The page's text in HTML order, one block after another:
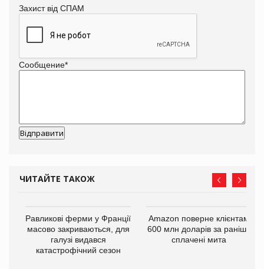
Захист від СПАМ
Сообщение*
ЧИТАЙТЕ ТАКОЖ
Равликові ферми у Франції
масово закриваються, для
галузі видався
катастрофічний сезон
Amazon поверне клієнтам
600 млн доларів за раніше
сплачені мита